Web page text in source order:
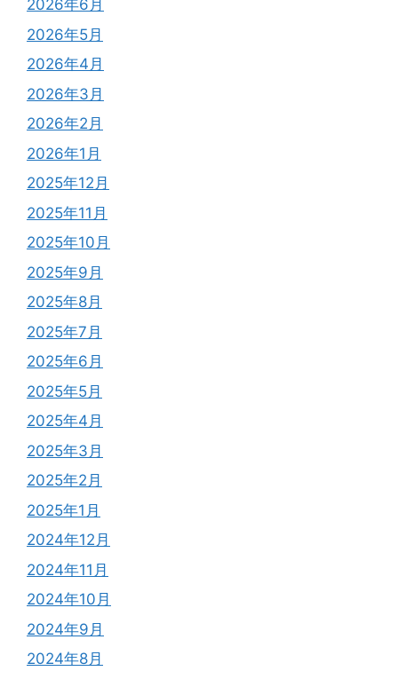
2026年6月
2026年5月
2026年4月
2026年3月
2026年2月
2026年1月
2025年12月
2025年11月
2025年10月
2025年9月
2025年8月
2025年7月
2025年6月
2025年5月
2025年4月
2025年3月
2025年2月
2025年1月
2024年12月
2024年11月
2024年10月
2024年9月
2024年8月